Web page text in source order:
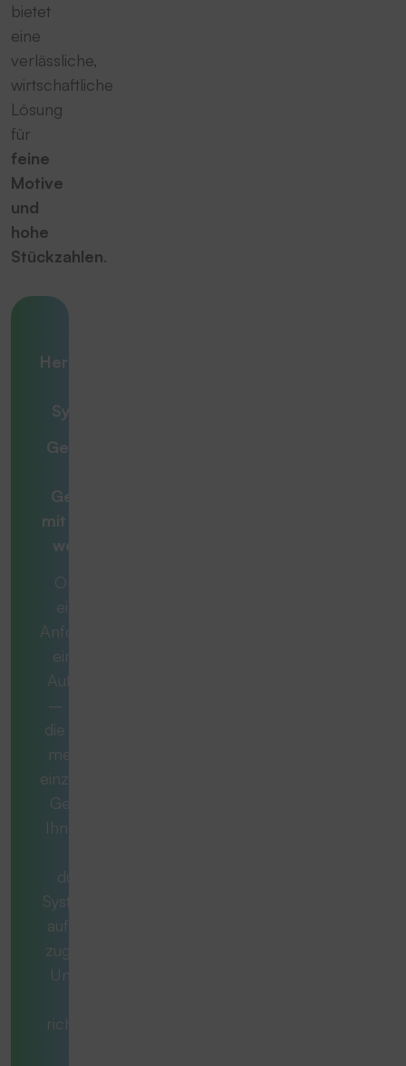
bietet
eine
verlässliche,
wirtschaftliche
Lösung
für
feine
Motive
und
hohe
Stückzahlen.
Herausforderung
Systemlösung
Gemeinsam zur
Gesamtlösung
mit
weiterdenken
Ob es sich um
eine konkrete
Anforderung oder
eine komplexe
Aufgabe handelt
– manchmal ist
die ideale Lösung
mehr als nur ein
einzelnes Produkt.
Gemeinsam mit
Ihnen entwickeln
durchdachtes
System, das exakt
auf Ihren Bedarf
zugeschnitten ist.
Unsere Berater
richtigen Fragen,